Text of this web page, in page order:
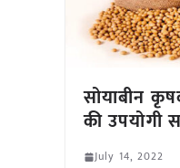
सोयाबीन
की उपयोगी
July 14, 2022